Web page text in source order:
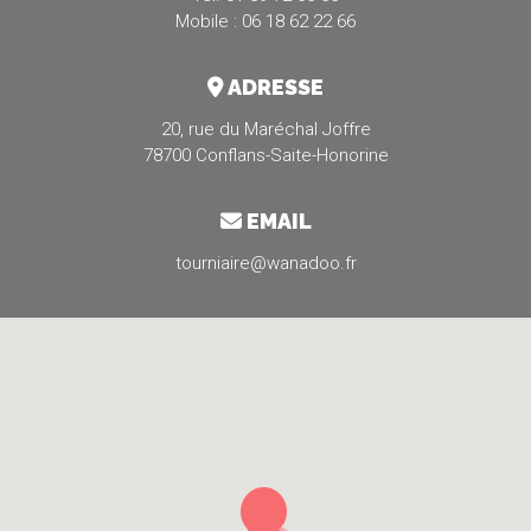
Mobile : 06 18 62 22 66
ADRESSE
20, rue du Maréchal Joffre
78700 Conflans-Saite-Honorine
EMAIL
tourniaire@wanadoo.fr